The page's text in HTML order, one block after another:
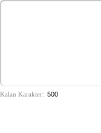
Kalan Karakter: